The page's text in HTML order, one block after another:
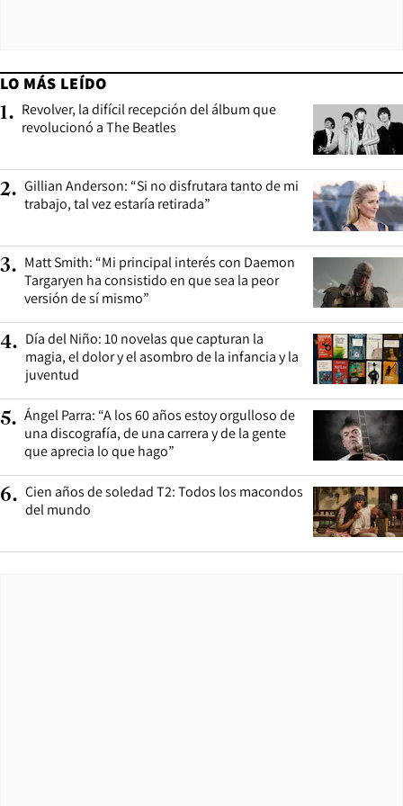
LO MÁS LEÍDO
1. Revolver, la difícil recepción del álbum que
revolucionó a The Beatles
2. Gillian Anderson: “Si no disfrutara tanto de mi
trabajo, tal vez estaría retirada”
3. Matt Smith: “Mi principal interés con Daemon
Targaryen ha consistido en que sea la peor
versión de sí mismo”
4. Día del Niño: 10 novelas que capturan la
magia, el dolor y el asombro de la infancia y la
juventud
5. Ángel Parra: “A los 60 años estoy orgulloso de
una discografía, de una carrera y de la gente
que aprecia lo que hago”
6. Cien años de soledad T2: Todos los macondos
del mundo